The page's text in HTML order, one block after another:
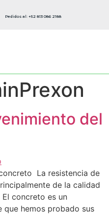
Pedidos al: +52 813 086 2188
del
La resistencia de
de la calidad
concreto es un
que hemos probado sus